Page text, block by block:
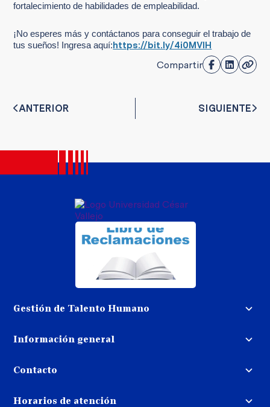
fortalecimiento de habilidades de empleabilidad.
¡No esperes más y contáctanos para conseguir el trabajo de
tus sueños! Ingresa aquí:https://bit.ly/4i0MVlH
Compartir
ANTERIOR SIGUIENTE
Gestión de Talento Humano
Trabaja con nosotros
Información general
dinero
Libro de reclamaciones
Contacto
llamando al:
Horarios de atención